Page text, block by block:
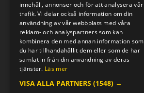
ÖPPETTIDER
Måndag - Torsdag
Lunchstängt
Fredagar
Telefontider
E-POST & TELEFON
innehåll, annonser och för att analysera vår
trafik. Vi delar också information om din
användning av vår webbplats med våra
reklam- och analyspartners som kan
kombinera den med annan information som
du har tillhandahållit dem eller som de har
samlat in från din användning av deras
tjänster. Läs mer
VISA ALLA PARTNERS (1548) →